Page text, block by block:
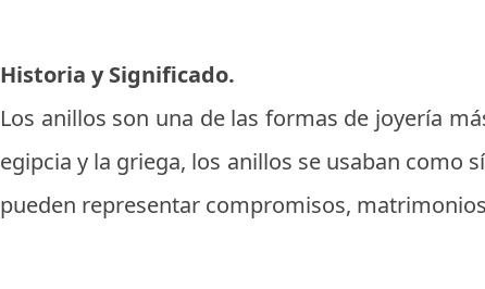
Historia y Significado.
Los anillos son una de las formas de joyería
egipcia y la griega, los anillos se usaban como
pueden representar compromisos,